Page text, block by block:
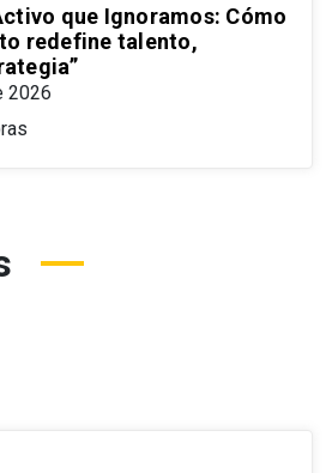
que Ignoramos: Cómo
redefine talento,
2026